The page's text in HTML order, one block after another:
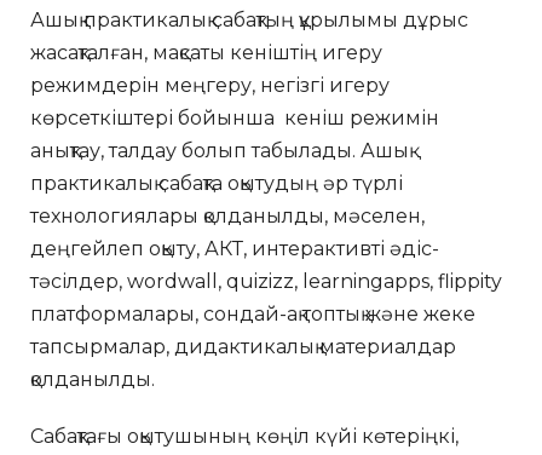
Ашық практикалық сабақтың құрылымы дұрыс
жасақталған, мақсаты кеніштің игеру
режимдерін меңгеру, негізгі игеру
көрсеткіштері бойынша кеніш режимін
анықтау, талдау болып табылады. Ашық
практикалық сабақта оқытудың әр түрлі
технологиялары қолданылды, мәселен,
деңгейлеп оқыту, АКТ, интерактивті әдіс-
тәсілдер, wordwall, quizizz, learningapps, flippity
платформалары, сондай-ақ топтық және жеке
тапсырмалар, дидактикалық материалдар
қолданылды.
Сабақтағы оқытушының көңіл күйі көтеріңкі,